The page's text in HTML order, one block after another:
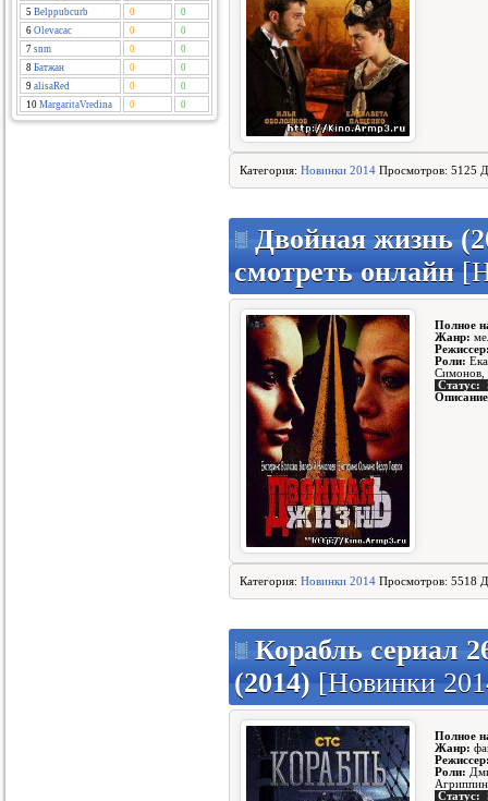
5 Belppubcurb 0
0
6 Olevacac 0
0
7 snm 0
0
8 Батжан 0
0
9 alisaRed 0
0
10 MargaritaVredina 0 0
Категория: Новинки 2014 Просмотров: 5125
Двойная жизнь
смотреть онлайн
Полное
Жанр:
Роли:
Симонов,
Статус:
Категория: Новинки 2014 Просмотров: 5518
Корабль сериал
(2014)[Новинки
Полное
Жанр:
Роли:
Статус: